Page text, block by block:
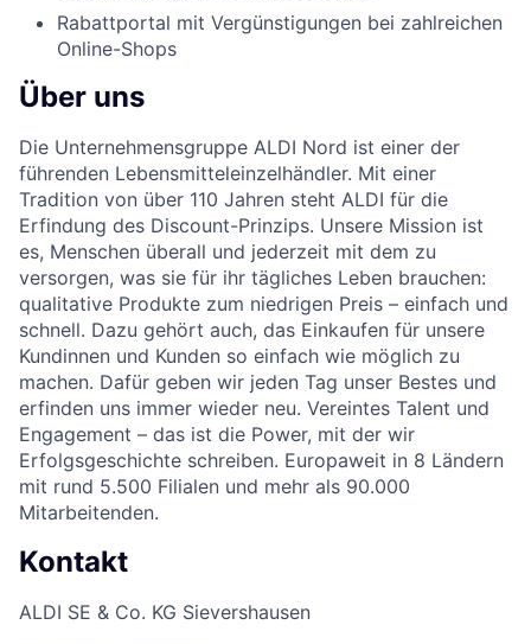
Rabattportal mit Vergünstigungen bei zahlreichen
Online-Shops
Über uns
Die Unternehmensgruppe ALDI Nord ist einer der
führenden Lebensmitteleinzelhändler. Mit einer
Tradition von über 110 Jahren steht ALDI für die
Erfindung des Discount-Prinzips. Unsere Mission ist
es, Menschen überall und jederzeit mit dem zu
versorgen, was sie für ihr tägliches Leben brauchen:
qualitative Produkte zum niedrigen Preis – einfach und
schnell. Dazu gehört auch, das Einkaufen für unsere
Kundinnen und Kunden so einfach wie möglich zu
machen. Dafür geben wir jeden Tag unser Bestes und
erfinden uns immer wieder neu. Vereintes Talent und
Engagement – das ist die Power, mit der wir
Erfolgsgeschichte schreiben. Europaweit in 8 Ländern
mit rund 5.500 Filialen und mehr als 90.000
Mitarbeitenden.
Kontakt
ALDI SE & Co. KG Sievershausen